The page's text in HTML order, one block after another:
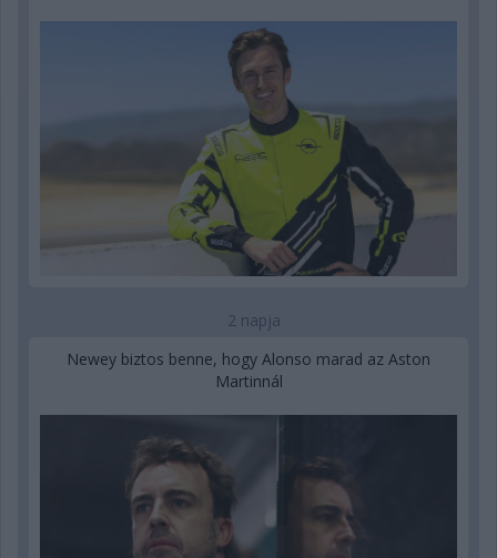
2 napja
Newey biztos benne, hogy Alonso marad az Aston
Martinnál